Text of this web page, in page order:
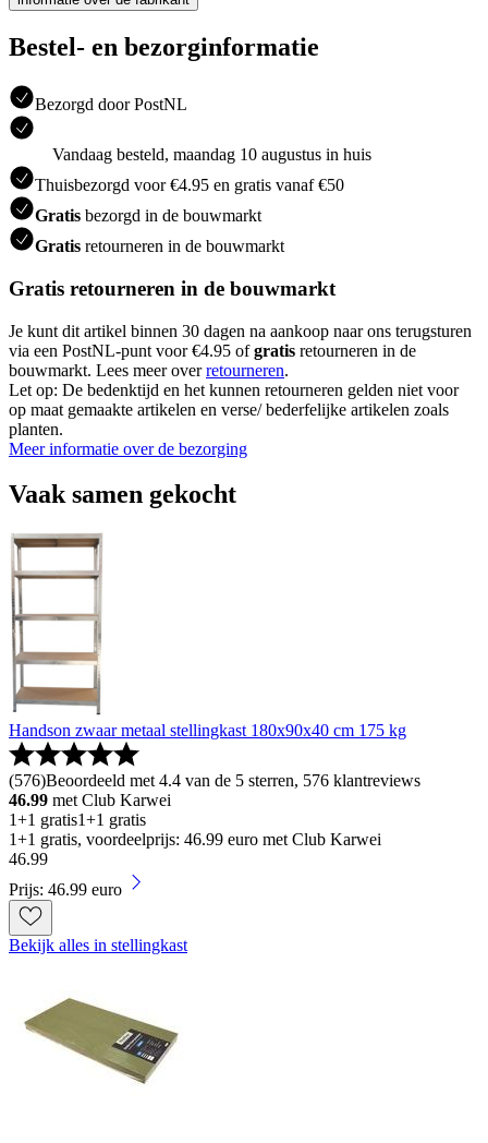
Bestel- en bezorginformatie
Bezorgd door PostNL
Vandaag besteld, maandag 10 augustus in huis
Thuisbezorgd voor €4.95 en gratis vanaf €50
Gratis bezorgd in de bouwmarkt
Gratis retourneren in de bouwmarkt
Gratis retourneren in de bouwmarkt
Je kunt dit artikel binnen 30 dagen na aankoop naar ons terugsturen
via een PostNL-punt voor €4.95 ofgratis retourneren in de
bouwmarkt. Lees meer overretourneren.
Let op: De bedenktijd en het kunnen retourneren gelden niet voor
op maat gemaakte artikelen en verse/ bederfelijke artikelen zoals
planten.
Meer informatie over de bezorging
Vaak samen gekocht
Handson zwaar metaal stellingkast 180x90x40 cm 175 kg
(576)Beoordeeld met 4.4 van de 5 sterren, 576 klantreviews
46.99 met Club Karwei
1+1 gratis1+1 gratis
1+1 gratis, voordeelprijs: 46.99 euro met Club Karwei
46.99
Prijs: 46.99 euro
Bekijk alles in stellingkast